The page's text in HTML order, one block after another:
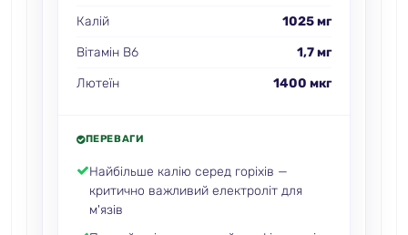
Калій
1025 мг
Вітамін B6
1,7 мг
Лютеїн
1400 мкг
ПЕРЕВАГИ
Найбільше калію серед горіхів —
критично важливий електроліт для
м'язів